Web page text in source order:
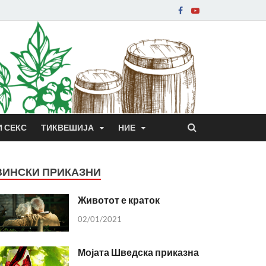
СЕКС ТИКВЕШИЈА НИЕ
ПРИКАЗНИ
Животот е краток
02/01/2021
Мојата Шведска приказна